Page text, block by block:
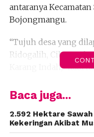
antaranya
Bojongmangu.
“Tujuh desa yang
Ridogalih, Cibarusah
Karang Indah,” kata
Selama kekeringan,
menyalurkan hingga
untuk keperluan
memasak, mencuci,
Baca juga...
2.592 Hektare
Kekeringan Akibat